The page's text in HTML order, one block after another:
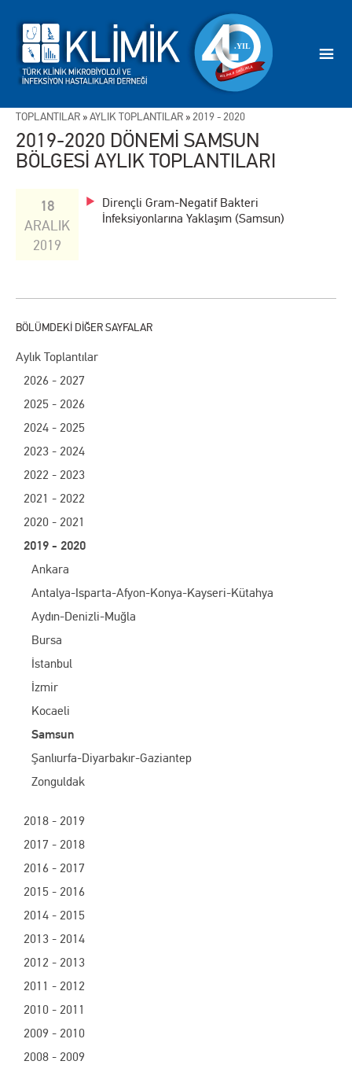
Aylık Toplantılar
2026 - 2027
2025 - 2026
2024 - 2025
2023 - 2024
2022 - 2023
2021 - 2022
2020 - 2021
2019 - 2020
Ankara
Antalya-Isparta-Afyon-Konya-Kayseri-Kütahya
Aydın-Denizli-Muğla
Bursa
İstanbul
İzmir
Kocaeli
Samsun
Şanlıurfa-Diyarbakır-Gaziantep
Zonguldak
2018 - 2019
2017 - 2018
2016 - 2017
2015 - 2016
2014 - 2015
2013 - 2014
2012 - 2013
2011 - 2012
2010 - 2011
2009 - 2010
2008 - 2009
TOPLANTILAR »AYLIK TOPLANTILAR »2019 - 2020
2019-2020 DÖNEMİ SAMSUN
BÖLGESİ AYLIK TOPLANTILARI
18
ARALIK
2019
Dirençli Gram-Negatif Bakteri
İnfeksiyonlarına Yaklaşım (Samsun)